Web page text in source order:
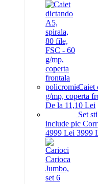
Caiet
g/mp, coperta
De la 11,10 Lei
Set
include pic
4999 Lei 3999